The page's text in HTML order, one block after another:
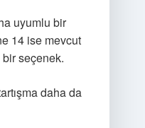
uyumlu bir
14 ise mevcut
seçenek.
daha da